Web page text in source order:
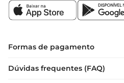
Formas de pagamento
Dúvidas frequentes (FAQ)